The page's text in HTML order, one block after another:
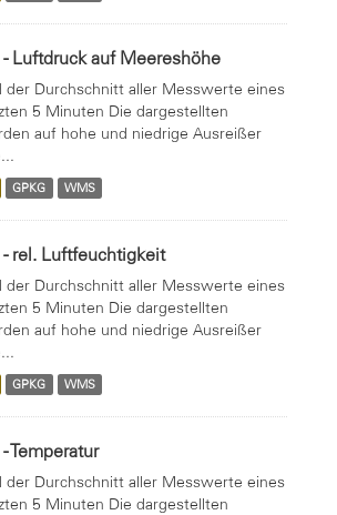
Luftdruck auf Meereshöhe
der Durchschnitt aller Messwerte eines
5 Minuten Die dargestellten
auf hohe und niedrige Ausreißer
GPKG WMS
rel. Luftfeuchtigkeit
der Durchschnitt aller Messwerte eines
5 Minuten Die dargestellten
auf hohe und niedrige Ausreißer
GPKG WMS
Temperatur
der Durchschnitt aller Messwerte eines
5 Minuten Die dargestellten